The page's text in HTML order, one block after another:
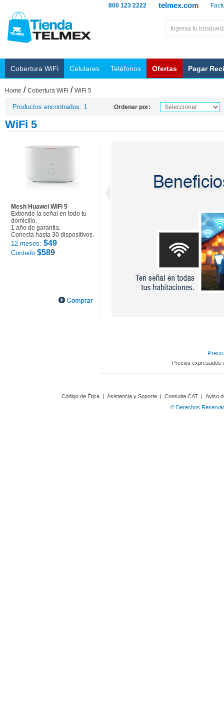
telmex.com
800 123 2222
Cobertura WiFi Celulares Teléfonos Ofertas Pagar
Home / Cobertura WiFi / WiFi 5
Productos encontrados: 1 Ordenar por:
WiFi 5
Mesh Huawei WiFi 5
Extiende la señal en todo tu
domicilio.
1 año de garantia.
Conecta hasta 30 dispositivos.
12 meses: $49
Contado $589
Precios expresados
Código de Ética | Asistencia y Soporte | Consulta CAT | Aviso
© Derechos